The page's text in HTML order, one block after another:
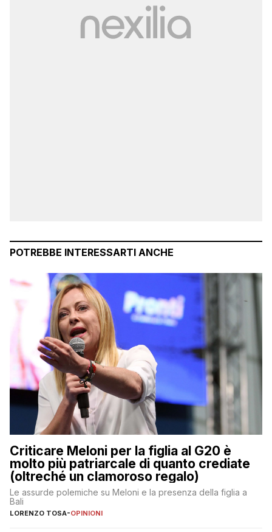
POTREBBE INTERESSARTI ANCHE
Criticare Meloni per la figlia al G20 è
molto più patriarcale di quanto crediate
(oltreché un clamoroso regalo)
Le assurde polemiche su Meloni e la presenza della figlia a
Bali
LORENZO TOSA-OPINIONI